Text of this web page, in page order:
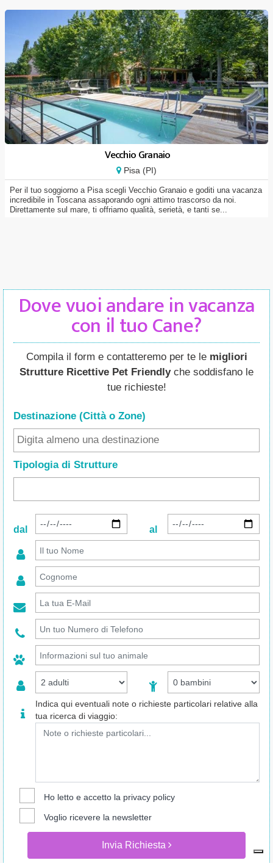
Vecchio Granaio
Pisa (PI)
Per il tuo soggiorno a Pisa scegli Vecchio Granaio e goditi una vacanza
incredibile in Toscana assaporando ogni attimo trascorso da noi.
Direttamente sul mare, ti offriamo qualità, serietà, e tanti se...
Dove vuoi andare in vacanza
con il tuo Cane?
Compila il form e contatteremo per te le migliori
Strutture Ricettive Pet Friendlyche soddisfano le
tue richieste!
Destinazione (Città o Zone)
Tipologia di Strutture
dal al
Indica qui eventuali note o richieste particolari relative alla
tua ricerca di viaggio:
Ho letto e accetto la privacy policy
Voglio ricevere la newsletter
Invia Richiesta